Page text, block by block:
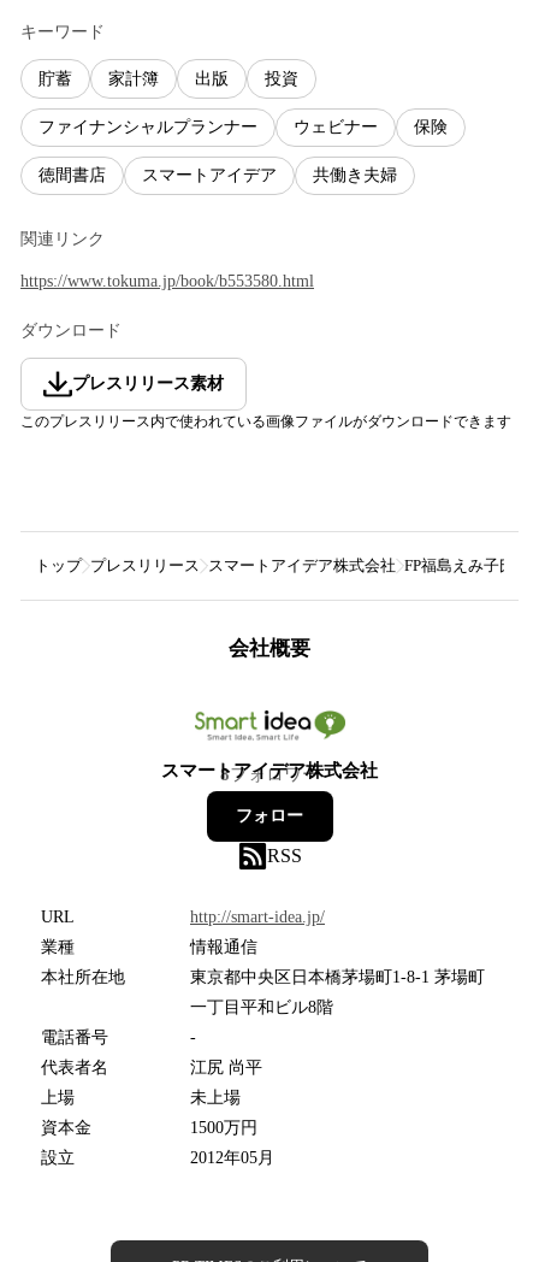
キーワード
貯蓄 家計簿 出版 投資
ファイナンシャルプランナー ウェビナー 保険
徳間書店 スマートアイデア 共働き夫婦
関連リンク
https://www.tokuma.jp/book/b553580.html
ダウンロード
プレスリリース素材
このプレスリリース内で使われている画像ファイルがダウンロードできます
トップ プレスリリース スマートアイデア株式会社 FP福島えみ子氏と
会社概要
スマートアイデア株式会社
8フォロワー
フォロー
RSS
URL
http://smart-idea.jp/
業種
情報通信
本社所在地
東京都中央区日本橋茅場町1-8-1 茅場町
一丁目平和ビル8階
電話番号
-
代表者名
江尻 尚平
上場
未上場
資本金
1500万円
設立
2012年05月